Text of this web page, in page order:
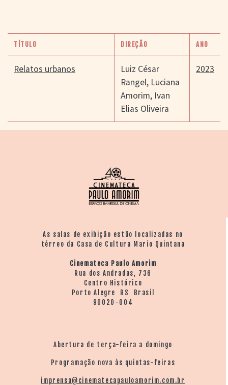
TÍTULO DIREÇÃO ANO
Relatos urbanos
Luiz César
Rangel, Luciana
Amorim, Ivan
Elias Oliveira
2023
As salas de exibição estão localizadas no
térreo da Casa de Cultura Mario Quintana
Cinemateca Paulo Amorim
Rua dos Andradas, 736
Centro Histórico
Porto Alegre RS Brasil
90020-004
Abertura de terça-feira a domingo
Programação nova às quintas-feiras
imprensa@cinematecapauloamorim.com.br